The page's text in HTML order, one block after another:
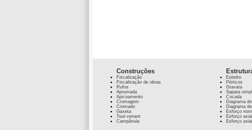
Construções
Fiscalização
Fiscalização de obras
Rufos
Aprumada
Apicoamento
Cromagem
Cromado
Gaxeta
Tout-venant
Campânula
Esbelto
Pórticos
Gravata
Sapata
Cocada
Diagrama
Diagrama
Esforço
Esforço
Esforço